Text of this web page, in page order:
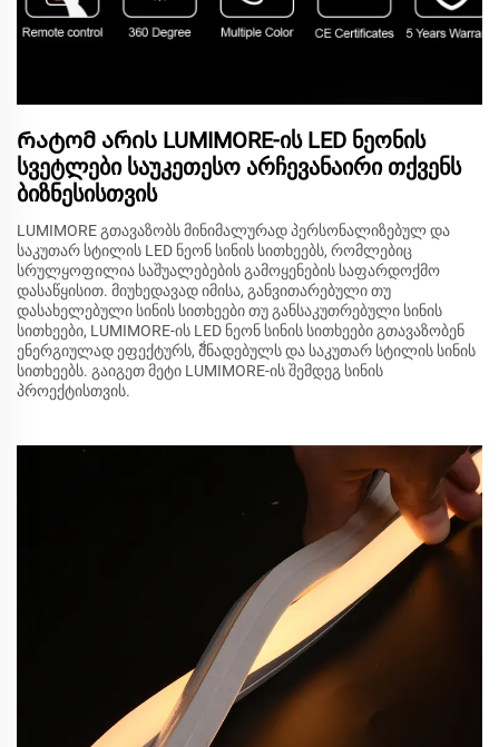
Რატომ არის LUMIMORE-ის LED ნეონის
სვეტლები საუკეთესო არჩევანაირი თქვენს
ბიზნესისთვის
LUMIMORE გთავაზობს მინიმალურად პერსონალიზებულ და
საკუთარ სტილის LED ნეონ სინის სითხეებს, რომლებიც
სრულყოფილია საშუალებების გამოყენების საფარდოქმო
დასაწყისით. მიუხედავად იმისა, განვითარებული თუ
დასახელებული სინის სითხეები თუ განსაკუთრებული სინის
სითხეები, LUMIMORE-ის LED ნეონ სინის სითხეები გთავაზობენ
ენერგიულად ეფექტურს, მั่ნადებულს და საკუთარ სტილის სინის
სითხეებს. გაიგეთ მეტი LUMIMORE-ის შემდეგ სინის
პროექტისთვის.